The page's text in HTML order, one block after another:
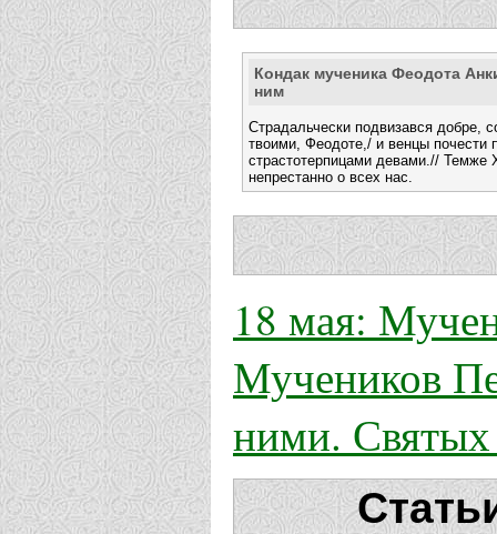
Кондак мученика Феодота
ним
Страдальчески подвизався добре,
твоими, Феодоте,/ и венцы почести
страстотерпицами девами.// Темже
непрестанно о всех нас.
18 мая:
Мучеников
ними. Святых